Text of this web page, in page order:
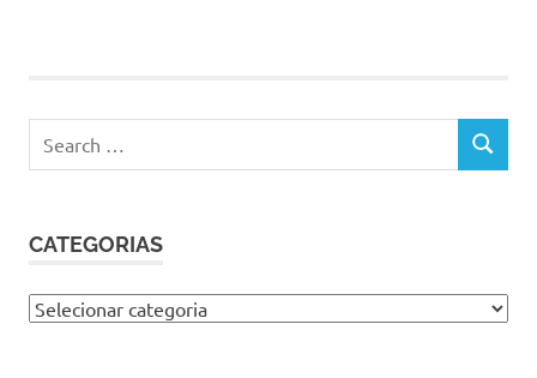
for:
SEARCH
CATEGORIAS
Categorias